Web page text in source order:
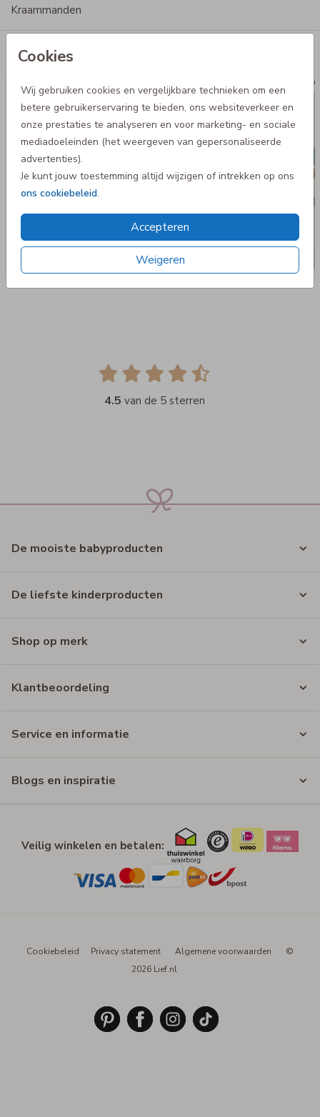
Cookies
Wij gebruiken cookies en vergelijkbare technieken om een
betere gebruikerservaring te bieden, ons websiteverkeer en
onze prestaties te analyseren en voor marketing- en sociale
mediadoeleinden (het weergeven van gepersonaliseerde
advertenties).
Je kunt jouw toestemming altijd wijzigen of intrekken op ons
ons cookiebeleid.
Accepteren
Weigeren
Kraammanden
Meer voor jou
4.5 van de 5 sterren
De mooiste babyproducten
De liefste kinderproducten
Shop op merk
Klantbeoordeling
Service en informatie
Blogs en inspiratie
Veilig winkelen en betalen:
Cookiebeleid Privacy statement Algemene voorwaarden
©
2026 Lief.nl